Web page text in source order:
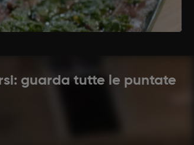
guarda tutte le puntate